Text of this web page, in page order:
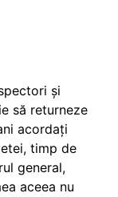
și
să returneze
acordați
timp de
general,
aceea nu